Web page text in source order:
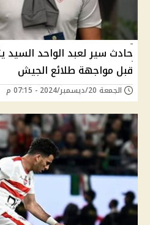
حادث سير لعبد الواحد السيد
قبل مواجهة طلائع الجيش
الجمعة 20/ديسمبر/2024 - 07:15 م